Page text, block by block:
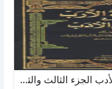
نهاية الأرب في فنون الأدب الجزء الثالث والثلاثون